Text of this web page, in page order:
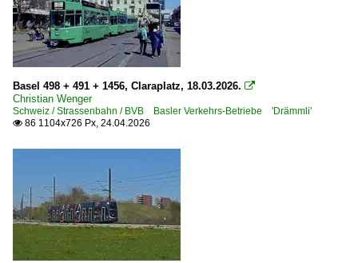
Basel 498 + 491 + 1456, Claraplatz, 18.03.2026. 
Christian Wenger
Schweiz / Strassenbahn / BVB Basler Verkehrs-Betriebe 'Drämmli'
 86 1104x726 Px, 24.04.2026